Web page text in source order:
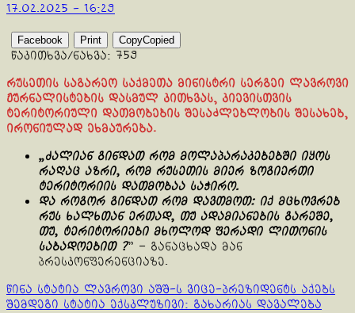
17.02.2025 - 16:29
Facebook Print CopyCopied
წაკითხვა/ნახვა: 759
რუსეთის საგარეო საქმეთა მინისტრი სერგეი ლავროვი
ჟურნალისტების დასმულ კითხვას, კიევისთვის
ტერიტორიული დათმობების შესაძლებლობის შესახებ,
ირონიულად ეხმაურება.
„ძალიან გინდათ რომ მოლაპარაკებებში იყოს
რაღაც აზრი, რომ რუსეთის მიერ ზოგიერთი
ტერიტორიის დათმობაა საჭირო.
და როგორ გინდათ რომ დავთმოთ: იქ მცხოვრებ
რუს ხალხთან ერთად, თუ ადამიანების გარეშე,
თუ, ტერიტორიები მხოლოდ ფერადი ლითონის
საბადოებით ?” – განაცხადა მან
პრესკონფერენციაზე.
Continue
წინა სტატია ლავროვი აშშ-ს ვიცე-პრეზიდენტს აქებს
შემდეგი სტატია ექსკლუზივი: გახარიას დავალება